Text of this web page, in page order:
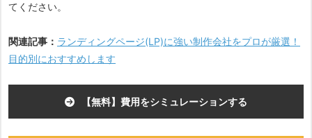
てください。
関連記事： ランディングページ(LP)に強い制作会社をプロが厳選！
目的別におすすめします
【無料】費用をシミュレーションする